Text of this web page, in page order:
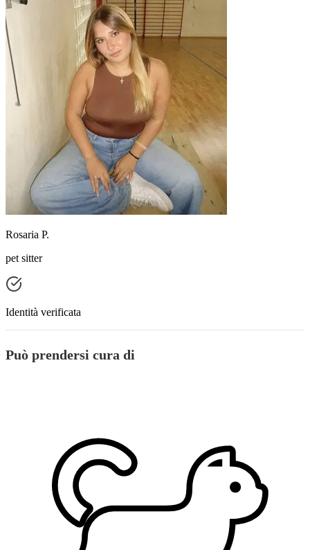
Rosaria P.
pet sitter
Identità verificata
Può prendersi cura di